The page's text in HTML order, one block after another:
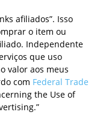
afiliados”. Isso
o item ou
Independente
que uso
valor aos meus
com Federal Trade
the Use of